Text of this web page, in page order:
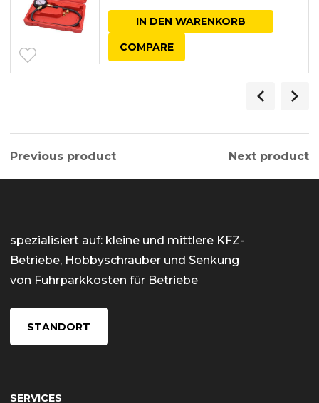
IN DEN WARENKORB
COMPARE
Previous product Next product
spezialisiert auf: kleine und mittlere KFZ-
Betriebe, Hobbyschrauber und Senkung
von Fuhrparkkosten für Betriebe
STANDORT
SERVICES